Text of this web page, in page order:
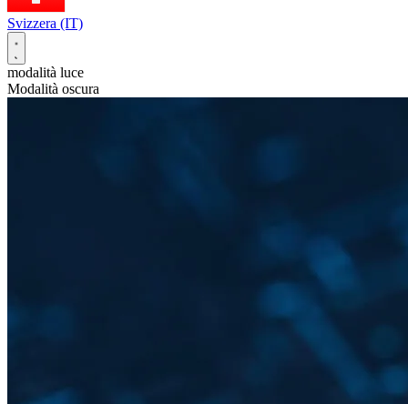
Svizzera (IT)
modalità luce
Modalità oscura